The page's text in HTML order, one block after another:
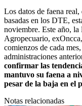
Los datos de faena
basadas en los DTE,
noviembre. Este año,
Agropecuario,
comienzos de cada
administraciones
confirmar las
mantuvo su faena a
pesar de la baja en el
Notas relacionadas